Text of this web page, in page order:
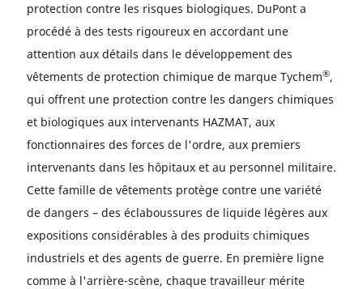
protection contre les risques biologiques. DuPont a
procédé à des tests rigoureux en accordant une
attention aux détails dans le développement des
vêtements de protection chimique de marque Tychem®,
qui offrent une protection contre les dangers chimiques
et biologiques aux intervenants HAZMAT, aux
fonctionnaires des forces de l'ordre, aux premiers
intervenants dans les hôpitaux et au personnel militaire.
Cette famille de vêtements protège contre une variété
de dangers – des éclaboussures de liquide légères aux
expositions considérables à des produits chimiques
industriels et des agents de guerre. En première ligne
comme à l'arrière-scène, chaque travailleur mérite